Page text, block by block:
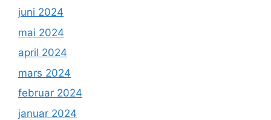
juni 2024
mai 2024
april 2024
mars 2024
februar 2024
januar 2024